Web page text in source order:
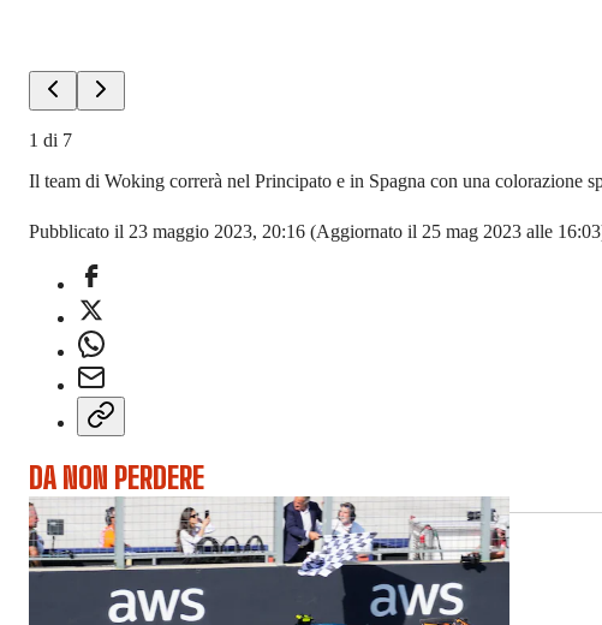
1 di 7
Il team di Woking correrà nel Principato e in Spagna con una colorazione
Pubblicato il 23 maggio 2023, 20:16 (Aggiornato il 25 mag 2023 alle
DA NON PERDERE